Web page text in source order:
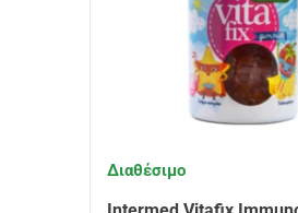
Διαθέσιμο